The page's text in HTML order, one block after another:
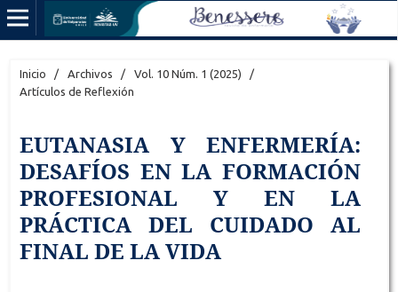
Inicio / Archivos / Vol. 10 Núm. 1 (2025)
/
Artículos de Reflexión
EUTANASIA Y ENFERMERÍA:
DESAFÍOS EN LA FORMACIÓN
PROFESIONAL Y EN LA
PRÁCTICA DEL CUIDADO AL
FINAL DE LA VIDA